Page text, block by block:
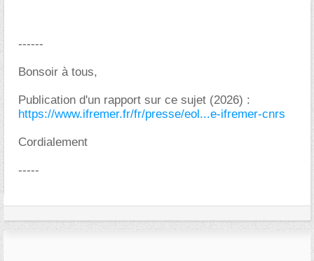
------
Bonsoir à tous,
Publication d'un rapport sur ce sujet (2026) :
https://www.ifremer.fr/fr/presse/eol...e-ifremer-cnrs
Cordialement
-----